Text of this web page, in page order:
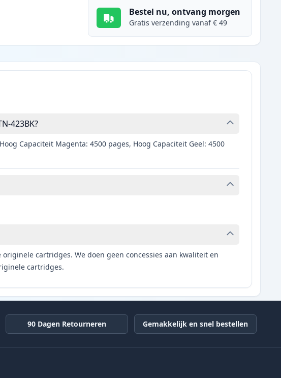
Bestel nu, ontvang morgen
Gratis verzending vanaf € 49
423BK?
Capaciteit Magenta: 4500 pages, Hoog Capaciteit Geel: 4500
cartridges. We doen geen concessies aan kwaliteit en
cartridges.
90 Dagen Retourneren Gemakkelijk en snel bestellen